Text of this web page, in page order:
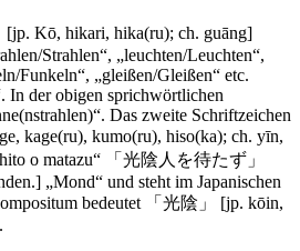
[jp. Kō, hikari, hika(ru); ch. guāng]
Strahlen“, „leuchten/Leuchten“,
Funkeln“, „gleißen/Gleißen“ etc.
In der obigen sprichwörtlichen
Das zweite Schriftzeichen
kage(ru), kumo(ru), hiso(ka); ch. yīn,
o matazu“ 「光陰人を待たず」
„Mond“ und steht im Japanischen
bedeutet 「光陰」 [jp. kōin,